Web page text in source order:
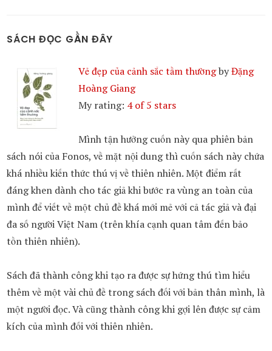
SÁCH ĐỌC GẦN ĐÂY
Vẻ đẹp của cảnh sắc tầm thườngbyĐặng
Hoàng Giang
My rating: 4 of 5 stars
Mình tận hưởng cuốn này qua phiên bản
sách nói của Fonos, về mặt nội dung thì cuốn sách này chứa
khá nhiều kiến thức thú vị về thiên nhiên. Một điểm rất
đáng khen dành cho tác giả khi bước ra vùng an toàn của
mình để viết về một chủ đề khá mới mẻ với cả tác giả và đại
đa số người Việt Nam (trên khía cạnh quan tâm đến bảo
tồn thiên nhiên).
Sách đã thành công khi tạo ra được sự hứng thú tìm hiểu
thêm về một vài chủ đề trong sách đối với bản thân mình, là
một người đọc. Và cũng thành công khi gợi lên được sự cảm
kích của mình đối với thiên nhiên.